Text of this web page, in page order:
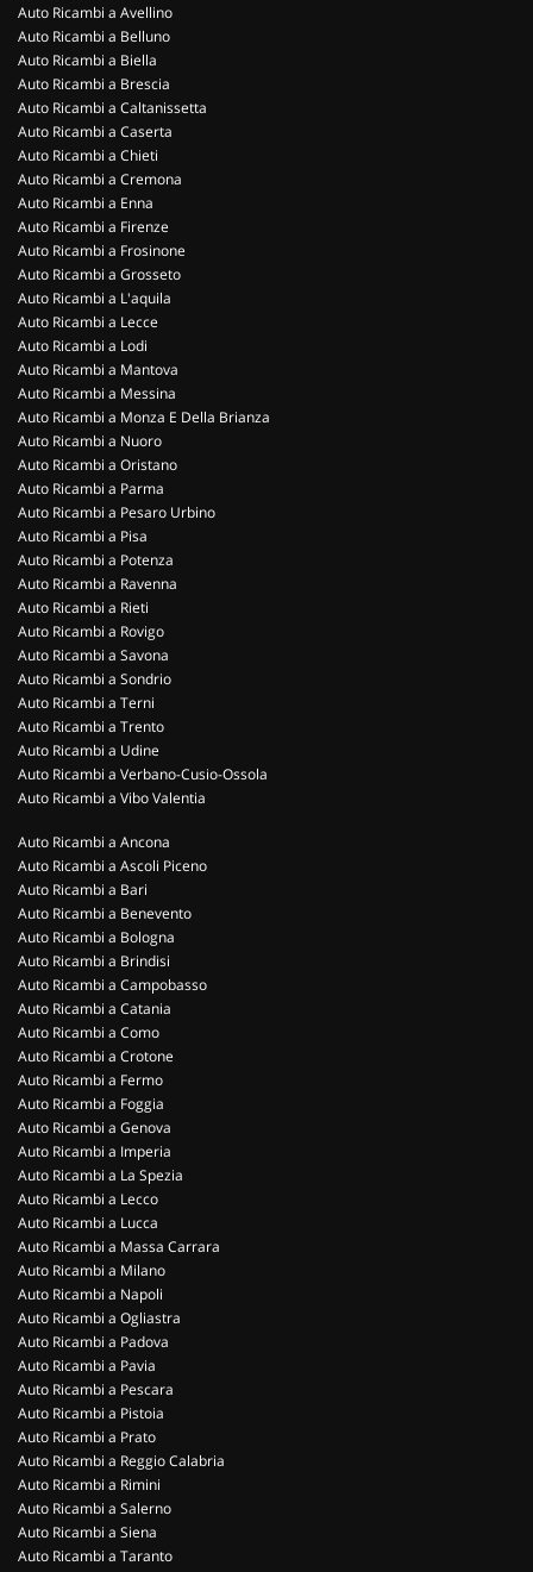
Auto Ricambi a Avellino
Auto Ricambi a Belluno
Auto Ricambi a Biella
Auto Ricambi a Brescia
Auto Ricambi a Caltanissetta
Auto Ricambi a Caserta
Auto Ricambi a Chieti
Auto Ricambi a Cremona
Auto Ricambi a Enna
Auto Ricambi a Firenze
Auto Ricambi a Frosinone
Auto Ricambi a Grosseto
Auto Ricambi a L'aquila
Auto Ricambi a Lecce
Auto Ricambi a Lodi
Auto Ricambi a Mantova
Auto Ricambi a Messina
Auto Ricambi a Monza E Della Brianza
Auto Ricambi a Nuoro
Auto Ricambi a Oristano
Auto Ricambi a Parma
Auto Ricambi a Pesaro Urbino
Auto Ricambi a Pisa
Auto Ricambi a Potenza
Auto Ricambi a Ravenna
Auto Ricambi a Rieti
Auto Ricambi a Rovigo
Auto Ricambi a Savona
Auto Ricambi a Sondrio
Auto Ricambi a Terni
Auto Ricambi a Trento
Auto Ricambi a Udine
Auto Ricambi a Verbano-Cusio-Ossola
Auto Ricambi a Vibo Valentia
Auto Ricambi a Ancona
Auto Ricambi a Ascoli Piceno
Auto Ricambi a Bari
Auto Ricambi a Benevento
Auto Ricambi a Bologna
Auto Ricambi a Brindisi
Auto Ricambi a Campobasso
Auto Ricambi a Catania
Auto Ricambi a Como
Auto Ricambi a Crotone
Auto Ricambi a Fermo
Auto Ricambi a Foggia
Auto Ricambi a Genova
Auto Ricambi a Imperia
Auto Ricambi a La Spezia
Auto Ricambi a Lecco
Auto Ricambi a Lucca
Auto Ricambi a Massa Carrara
Auto Ricambi a Milano
Auto Ricambi a Napoli
Auto Ricambi a Ogliastra
Auto Ricambi a Padova
Auto Ricambi a Pavia
Auto Ricambi a Pescara
Auto Ricambi a Pistoia
Auto Ricambi a Prato
Auto Ricambi a Reggio Calabria
Auto Ricambi a Rimini
Auto Ricambi a Salerno
Auto Ricambi a Siena
Auto Ricambi a Taranto